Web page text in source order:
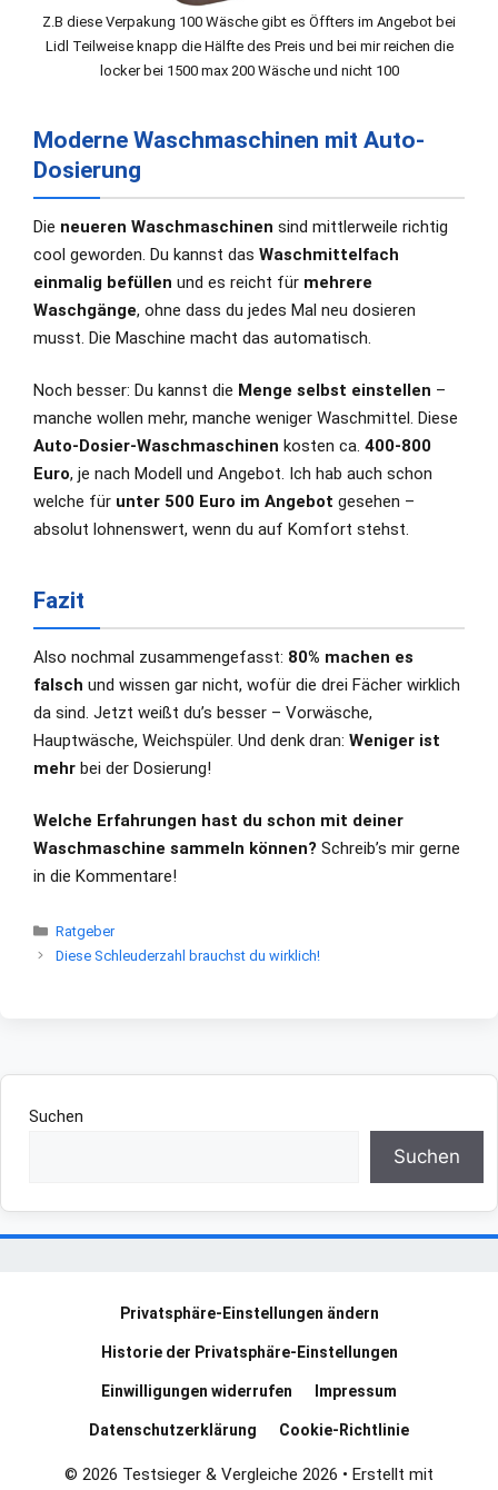
Z.B diese Verpakung 100 Wäsche gibt es Öffters im Angebot bei
Lidl Teilweise knapp die Hälfte des Preis und bei mir reichen die
locker bei 1500 max 200 Wäsche und nicht 100
Moderne Waschmaschinen mit Auto-
Dosierung
Die neueren Waschmaschinen sind mittlerweile richtig
cool geworden. Du kannst das Waschmittelfach
einmalig befüllen und es reicht für mehrere
Waschgänge, ohne dass du jedes Mal neu dosieren
musst. Die Maschine macht das automatisch.
Noch besser: Du kannst die Menge selbst einstellen –
manche wollen mehr, manche weniger Waschmittel. Diese
Auto-Dosier-Waschmaschinen kosten ca. 400-800
Euro, je nach Modell und Angebot. Ich hab auch schon
welche für unter 500 Euro im Angebot gesehen –
absolut lohnenswert, wenn du auf Komfort stehst.
Fazit
Also nochmal zusammengefasst: 80% machen es
falsch und wissen gar nicht, wofür die drei Fächer wirklich
da sind. Jetzt weißt du’s besser – Vorwäsche,
Hauptwäsche, Weichspüler. Und denk dran: Weniger ist
mehr bei der Dosierung!
Welche Erfahrungen hast du schon mit deiner
Waschmaschine sammeln können? Schreib’s mir gerne
in die Kommentare!
Kategorien
Ratgeber
Diese Schleuderzahl brauchst du wirklich!
Suchen
Suchen
Privatsphäre-Einstellungen ändern
Historie der Privatsphäre-Einstellungen
Einwilligungen widerrufen Impressum
Datenschutzerklärung Cookie-Richtlinie
© 2026 Testsieger & Vergleiche 2026 • Erstellt mit